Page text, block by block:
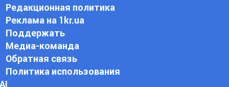
Редакционная политика
Реклама на 1kr.ua
Поддержать
Медиа-команда
Обратная связь
Политика использования
АI